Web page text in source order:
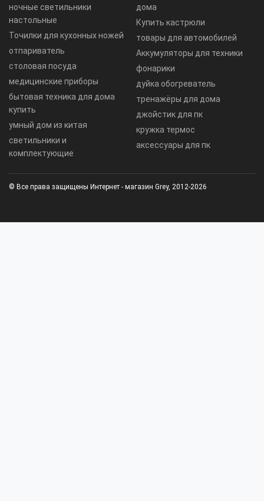
ночные светильники
настольные
Точилки для кухонных ножей
отпариватель
столовая посуда
медицинские приборы
бытовая техника для дома
купить
умный дом из китая
светильники и
комплектующие
дома
Купить кастрюли
товары для автомобилей
Аккумуляторы для техники
фонарики
дуйка обогреватель
тренажёры для дома
джойстик для пк
кружка термос
аксессуары для пк
© Все права защищены Интернет - магазин Grey, 2012-2026